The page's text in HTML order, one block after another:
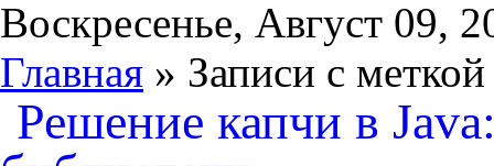
Воскресенье, Август 09,
Главная » Записи с
Решение капчи в